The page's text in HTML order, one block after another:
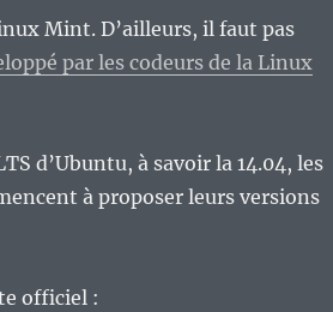
Mint. D’ailleurs, il faut pas
par les codeurs de la Linux
d’Ubuntu, à savoir la 14.04, les
à proposer leurs versions
officiel :